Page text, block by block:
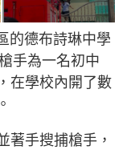
的德布詩琳中學
手為一名初中
在學校內開了數
著手搜捕槍手，